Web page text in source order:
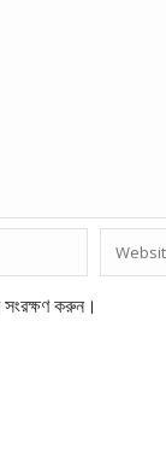
সংরক্ষণ করুন।